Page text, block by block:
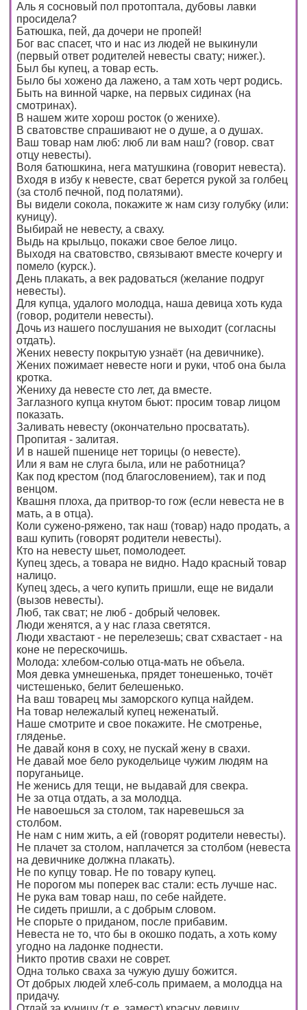
Аль я сосновый пол протоптала, дубовы лавки
просидела?
Батюшка, пей, да дочери не пропей!
Бог вас спасет, что и нас из людей не выкинули
(первый ответ родителей невесты свату; нижег.).
Был бы купец, а товар есть.
Было бы хожено да лажено, а там хоть черт родись.
Быть на винной чарке, на первых сидинах (на
смотринах).
В нашем жите хорош росток (о женихе).
В сватовстве спрашивают не о душе, а о душах.
Ваш товар нам люб: люб ли вам наш? (говор. сват
отцу невесты).
Воля батюшкина, нега матушкина (говорит невеста).
Входя в избу к невесте, сват берется рукой за голбец
(за столб печной, под полатями).
Вы видели сокола, покажите ж нам сизу голубку (или:
куницу).
Выбирай не невесту, а сваху.
Выдь на крыльцо, покажи свое белое лицо.
Выходя на сватовство, связывают вместе кочергу и
помело (курск.).
День плакать, а век радоваться (желание подруг
невесты).
Для купца, удалого молодца, наша девица хоть куда
(говор, родители невесты).
Дочь из нашего послушания не выходит (согласны
отдать).
Жених невесту покрытую узнаёт (на девичнике).
Жених пожимает невесте ноги и руки, чтоб она была
кротка.
Жениху да невесте сто лет, да вместе.
Заглазного купца кнутом бьют: просим товар лицом
показать.
Заливать невесту (окончательно просватать).
Пропитая - залитая.
И в нашей пшенице нет торицы (о невесте).
Или я вам не слуга была, или не работница?
Как под крестом (под благословением), так и под
венцом.
Квашня плоха, да притвор-то гож (если невеста не в
мать, а в отца).
Коли сужено-ряжено, так наш (товар) надо продать, а
ваш купить (говорят родители невесты).
Кто на невесту шьет, помолодеет.
Купец здесь, а товара не видно. Надо красный товар
налицо.
Купец здесь, а чего купить пришли, еще не видали
(вызов невесты).
Люб, так сват; не люб - добрый человек.
Люди женятся, а у нас глаза светятся.
Люди хвастают - не перелезешь; сват схвастает - на
коне не перескочишь.
Молода: хлебом-солью отца-мать не объела.
Моя девка умнешенька, прядет тонешенько, точёт
чистешенько, белит белешенько.
На ваш товарец мы заморского купца найдем.
На товар нележалый купец неженатый.
Наше смотрите и свое покажите. Не смотренье,
гляденье.
Не давай коня в соху, не пускай жену в свахи.
Не давай мое бело рукодельице чужим людям на
поруганьице.
Не женись для тещи, не выдавай для свекра.
Не за отца отдать, а за молодца.
Не навоешься за столом, так наревешься за
столбом.
Не нам с ним жить, а ей (говорят родители невесты).
Не плачет за столом, наплачется за столбом (невеста
на девичнике должна плакать).
Не по купцу товар. Не по товару купец.
Не порогом мы поперек вас стали: есть лучше нас.
Не рука вам товар наш, по себе найдете.
Не сидеть пришли, а с добрым словом.
Не спорьте о приданом, после прибавим.
Невеста не то, что бы в окошко подать, а хоть кому
угодно на ладонке поднести.
Никто против свахи не соврет.
Одна только сваха за чужую душу божится.
От добрых людей хлеб-соль примаем, а молодца на
придачу.